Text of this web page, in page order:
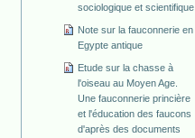
sociologique et scientifique
Note sur la fauconnerie en
Egypte antique
Etude sur la chasse à
l'oiseau au Moyen Age.
Une fauconnerie princière
et l'éducation des faucons
d'après des documents